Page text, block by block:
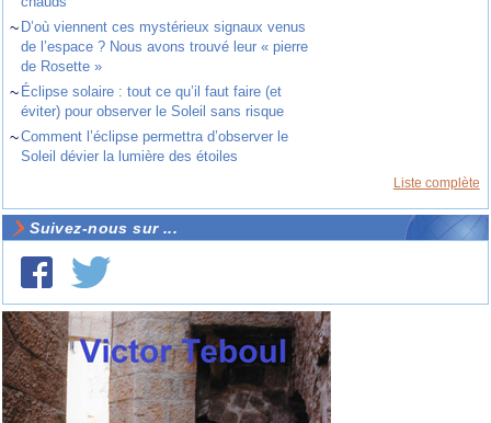
~ D’où viennent ces mystérieux signaux venus
de l’espace ? Nous avons trouvé leur « pierre
de Rosette »
~ Éclipse solaire : tout ce qu’il faut faire (et
éviter) pour observer le Soleil sans risque
~Comment l’éclipse permettra d’observer le
Soleil dévier la lumière des étoiles
Liste complète
Suivez-nous sur ...